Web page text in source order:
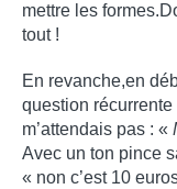
mettre les
tout !
En revanche,en
question
m’attendais pas : «
Avec un ton pince
« non c’est 10